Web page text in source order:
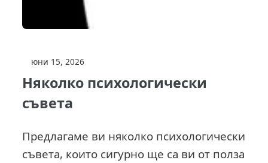
юни 15, 2026
Няколко психологически
съвета
Предлагаме ви няколко психологически
съвета, които сигурно ще са ви от полза